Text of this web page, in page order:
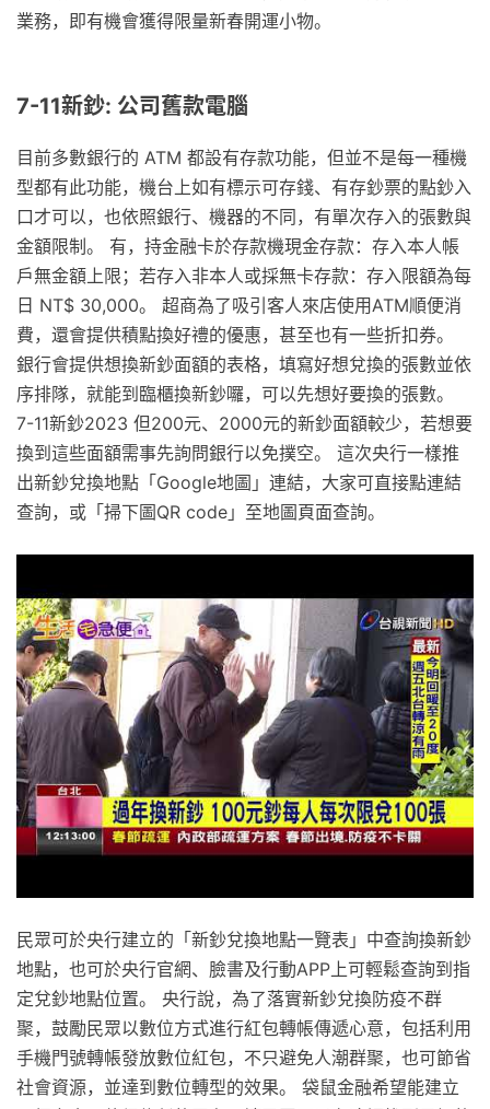
業務，即有機會獲得限量新春開運小物。
7-11新鈔: 公司舊款電腦
目前多數銀行的 ATM 都設有存款功能，但並不是每一種機
型都有此功能，機台上如有標示可存錢、有存鈔票的點鈔入
口才可以，也依照銀行、機器的不同，有單次存入的張數與
金額限制。 有，持金融卡於存款機現金存款：存入本人帳
戶無金額上限；若存入非本人或採無卡存款：存入限額為每
日 NT$ 30,000。 超商為了吸引客人來店使用ATM順便消
費，還會提供積點換好禮的優惠，甚至也有一些折扣券。
銀行會提供想換新鈔面額的表格，填寫好想兌換的張數並依
序排隊，就能到臨櫃換新鈔囉，可以先想好要換的張數。
7-11新鈔2023 但200元、2000元的新鈔面額較少，若想要
換到這些面額需事先詢問銀行以免撲空。 這次央行一樣推
出新鈔兌換地點「Google地圖」連結，大家可直接點連結
查詢，或「掃下圖QR code」至地圖頁面查詢。
民眾可於央行建立的「新鈔兌換地點一覽表」中查詢換新鈔
地點，也可於央行官網、臉書及行動APP上可輕鬆查詢到指
定兌鈔地點位置。 央行說，為了落實新鈔兌換防疫不群
聚，鼓勵民眾以數位方式進行紅包轉帳傳遞心意，包括利用
手機門號轉帳發放數位紅包，不只避免人潮群聚，也可節省
社會資源，並達到數位轉型的效果。 袋鼠金融希望能建立